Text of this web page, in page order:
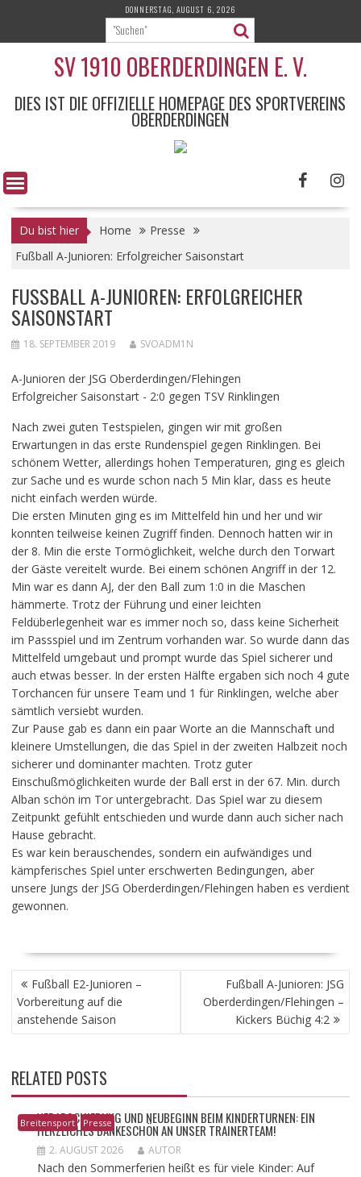
content
DONNERSTAG, AUGUST 6, 2026
SV 1910 OBERDERDINGEN E. V.
DIES IST DIE OFFIZIELLE HOMEPAGE DES SPORTVEREINS
OBERDERDINGEN
Du bist hier Home
Presse
Fußball A-Junioren: Erfolgreicher Saisonstart
FUSSBALL A-JUNIOREN: ERFOLGREICHER S
AISONSTART
18. SEPTEMBER 2019 SVOADM1N
A-Junioren der JSG Oberderdingen/Flehingen
Erfolgreicher Saisonstart - 2:0 gegen TSV Rinklingen
Nach zwei guten Testspielen, gingen wir mit großen
Erwartungen in das erste Rundenspiel gegen Rinklingen. Bei
schönem Wetter, allerdings hohen Temperaturen, ging es gleich
zur Sache und es wurde schon nach 5 Min klar, dass es heute
nicht einfach werden würde.
Die ersten Minuten ging es im Mittelfeld hin und her und wir
konnten teilweise keinen Zugriff finden. Dennoch hatten wir in
der 8. Min die erste Tormöglichkeit, welche durch den Torwart
der Gäste vereitelt wurde. Bei einem schönen Angriff in der 12.
Min war es dann AJ, der den Ball zum 1:0 in die Maschen
hämmerte. Trotz der Führung und einer leichten
Feldüberlegenheit war es immer noch so, dass keine Sicherheit
im Passspiel und im Zentrum vorhanden war. So wurde dann das
Mittelfeld umgebaut und prompt wurde das Spiel sicherer und
auch etwas besser. In der ersten Hälfte ergaben sich noch 4 gute
Torchancen für unsere Team und 1 für Rinklingen, welche aber
sämtlich versiebt wurden.
Zur Pause gab es dann ein paar Worte an die Mannschaft und
kleinere Umstellungen, die das Spiel in der zweiten Halbzeit noch
sicherer und dominanter machten. Trotz guter
Einschußmöglichkeiten wurde der Ball erst in der 67. Min. durch
Alban schön im Tor untergebracht. Das Spiel war zu diesem
Zeitpunkt gefühlt entschieden und wurde dann auch sicher nach
Hause gebracht.
Es war kein berauschendes, sondern ein aufwändiges und
kämpferisches Spiel unter erschwerten Bedingungen, aber
unsere Jungs der JSG Oberderdingen/Flehingen haben es verdient
gewonnen.
BEITRAGSNAVIGATION
Fußball E2-Junioren –
Vorbereitung auf die
anstehende Saison
Fußball A-Junioren: JSG
Oberderdingen/Flehingen –
Kickers Büchig 4:2
RELATED POSTS
Breitensport Presse
VERABSCHIEDUNG UND NEUBEGINN BEIM KINDERTURNEN: EIN
HERZLICHES DANKESCHÖN AN UNSER TRAINERTEAM!
2. AUGUST 2026 AUTOR
Nach den Sommerferien heißt es für viele Kinder: Auf